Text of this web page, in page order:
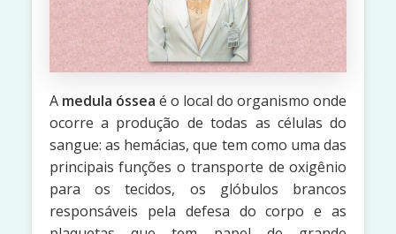
A medula óssea é o local do organismo onde
ocorre a produção de todas as células do
sangue: as hemácias, que tem como uma das
principais funções o transporte de oxigênio
para os tecidos, os glóbulos brancos
responsáveis pela defesa do corpo e as